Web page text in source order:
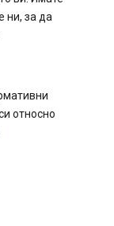
ни, за да
относно